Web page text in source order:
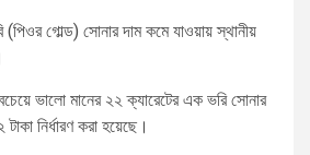
(পিওর গোল্ড) সোনার দাম কমে যাওয়ায় স্থানীয়
ভালো মানের ২২ ক্যারেটের এক ভরি সোনার
নির্ধারণ করা হয়েছে।